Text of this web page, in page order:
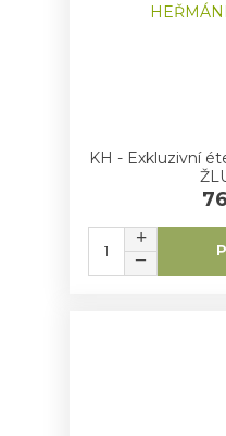
KH - Exkluzivní